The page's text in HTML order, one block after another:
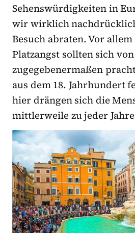
Sehenswürdigkeiten in
wir wirklich
Besuch abraten. Vor
Platzangst sollten sich
zugegebenermaßen
aus dem 18. Jahrhundert
hier drängen sich die
mittlerweile zu jeder